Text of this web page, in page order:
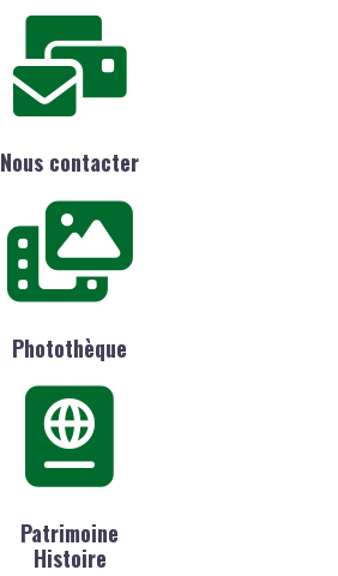
Nous contacter
Photothèque
Patrimoine
Histoire